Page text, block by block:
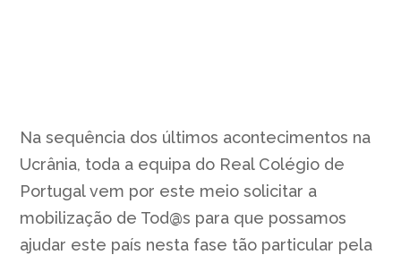
Na sequência dos últimos acontecimentos na
Ucrânia, toda a equipa do Real Colégio de
Portugal vem por este meio solicitar a
mobilização de Tod@s para que possamos
ajudar este país nesta fase tão particular pela